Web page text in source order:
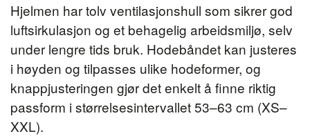
Hjelmen har tolv ventilasjonshull som sikrer god
luftsirkulasjon og et behagelig arbeidsmiljø, selv
under lengre tids bruk. Hodebåndet kan justeres
i høyden og tilpasses ulike hodeformer, og
knappjusteringen gjør det enkelt å finne riktig
passform i størrelsesintervallet 53–63 cm (XS–
XXL).